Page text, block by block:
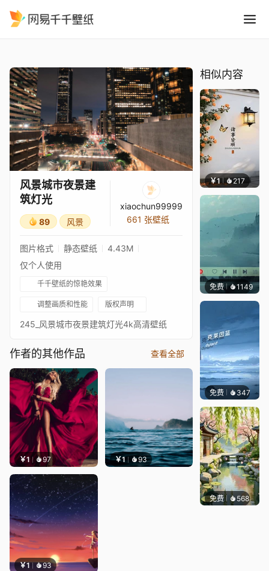
风景城市夜景建
筑灯光
89 风景
xiaochun99999
661 张壁纸
图片格式 静态壁纸
4.43M
仅个人使用
千千壁纸的惊艳效果
调整画质和性能 版权声明
245_风景城市夜景建筑灯光4k高清壁纸
作者的其他作品 查看全部
￥1 97 ￥1 93
￥1 93
相似内容
￥1 217 渔小小
免费 1149冰茶
免费 347冰茶Ln
免费 568渔小小